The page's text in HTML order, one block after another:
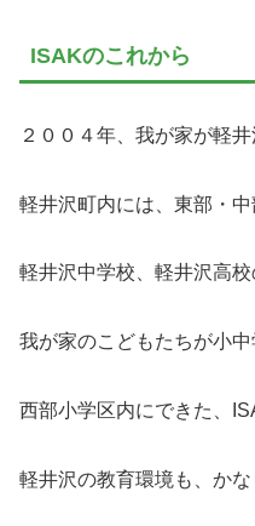
ISAKのこれから
２００４年、我が家が軽井
軽井沢町内には、東部・中
軽井沢中学校、軽井沢高校
我が家のこどもたちが小中
西部小学区内にできた、
軽井沢の教育環境も、か